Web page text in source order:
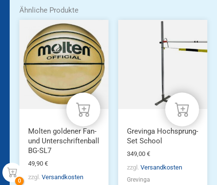
Ähnliche Produkte
Molten goldener Fan-
und Unterschriftenball
BG-SL7
49,90 €
zzgl. Versandkosten
Grevinga Hochsprung-
Set School
349,00 €
zzgl. Versandkosten
Grevinga